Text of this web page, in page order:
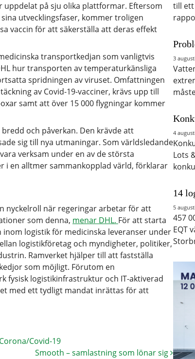
uppdelat på sju olika plattformar. Eftersom
utvecklingsfaser, kommer troligen
vaccin för att säkerställa att deras effekt
transportkedjan som vanligtvis
hur transporten av temperaturkänsliga
spridningen av viruset. Omfattningen
av Covid-19-vacciner, krävs upp till
samt att över 15 000 flygningar kommer
och påverkan. Den krävde att
sig till nya utmaningar. Som världsledande
verksam under en av de största
i en alltmer sammankopplad värld, förklarar
nyckelroll när regeringar arbetar för att
som denna, menar DHL. För att starta
logistik för medicinska leveranser under
logistikföretag och myndigheter, politiker,
Ramverket hjälper till att fastställa
som möjligt. Förutom en
fysisk logistikinfrastruktur och IT-aktiverad
med ett tydligt mandat inrättas för att
Covid-19
Smooth – samlastning som lönar sig
till ett
3
4
Lots
14
5
457
EQT